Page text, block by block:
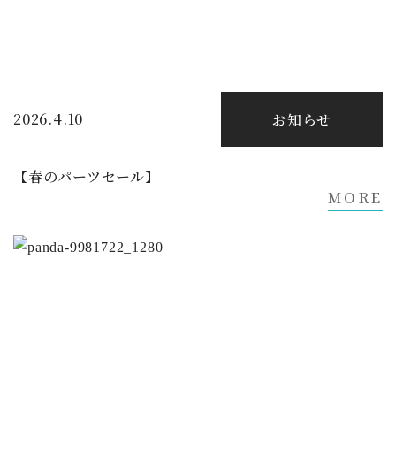
2026.4.10 お知らせ
【春のパーツセール】
MORE